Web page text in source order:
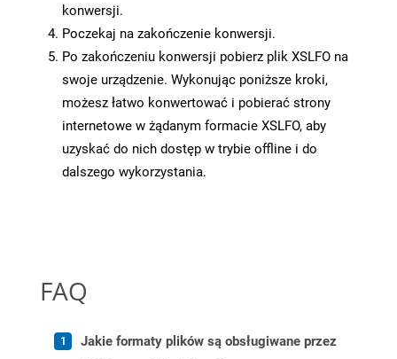
konwersji.
Poczekaj na zakończenie konwersji.
Po zakończeniu konwersji pobierz plik XSLFO na
swoje urządzenie. Wykonując poniższe kroki,
możesz łatwo konwertować i pobierać strony
internetowe w żądanym formacie XSLFO, aby
uzyskać do nich dostęp w trybie offline i do
dalszego wykorzystania.
FAQ
Jakie formaty plików są obsługiwane przez